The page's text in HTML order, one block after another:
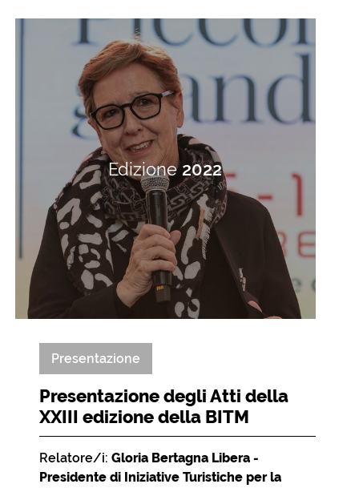
Edizione2022
Presentazione
Presentazione degli Atti della
XXIII edizione della BITM
Relatore/i: Gloria Bertagna Libera -
Presidente di Iniziative Turistiche per la